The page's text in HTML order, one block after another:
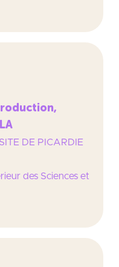
DE PICARDIE
des Sciences et